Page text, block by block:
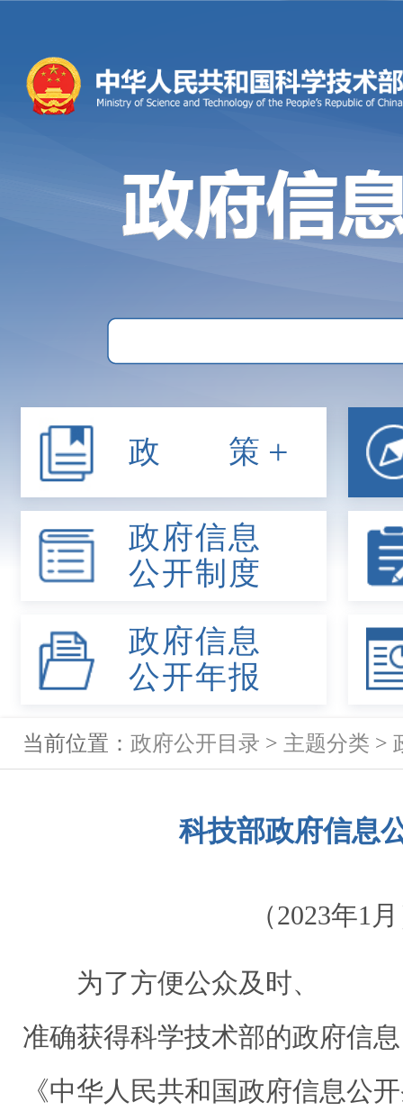
政 策 +
政府信息
公开制度
政府信息
公开年报
当前位置： 政府公开目录 > 主题分类 >
科技部政府信息
（2023年1
为了方便公众及时、
准确获得科学技术部的政府信
《中华人民共和国政府信息公